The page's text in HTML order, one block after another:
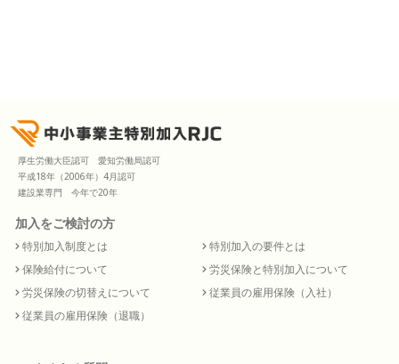
厚生労働大臣認可 愛知労働局認可
平成18年（2006年）4月認可
建設業専門 今年で20年
加入をご検討の方
特別加入制度とは
特別加入の要件とは
保険給付について
労災保険と特別加入について
労災保険の切替えについて
従業員の雇用保険（入社）
従業員の雇用保険（退職）